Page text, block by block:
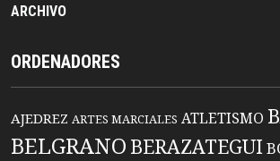
ARCHIVO
ORDENADORES
AJEDREZ ARTES MARCIALES ATLETISMO
BELGRANO BERAZATEGUI